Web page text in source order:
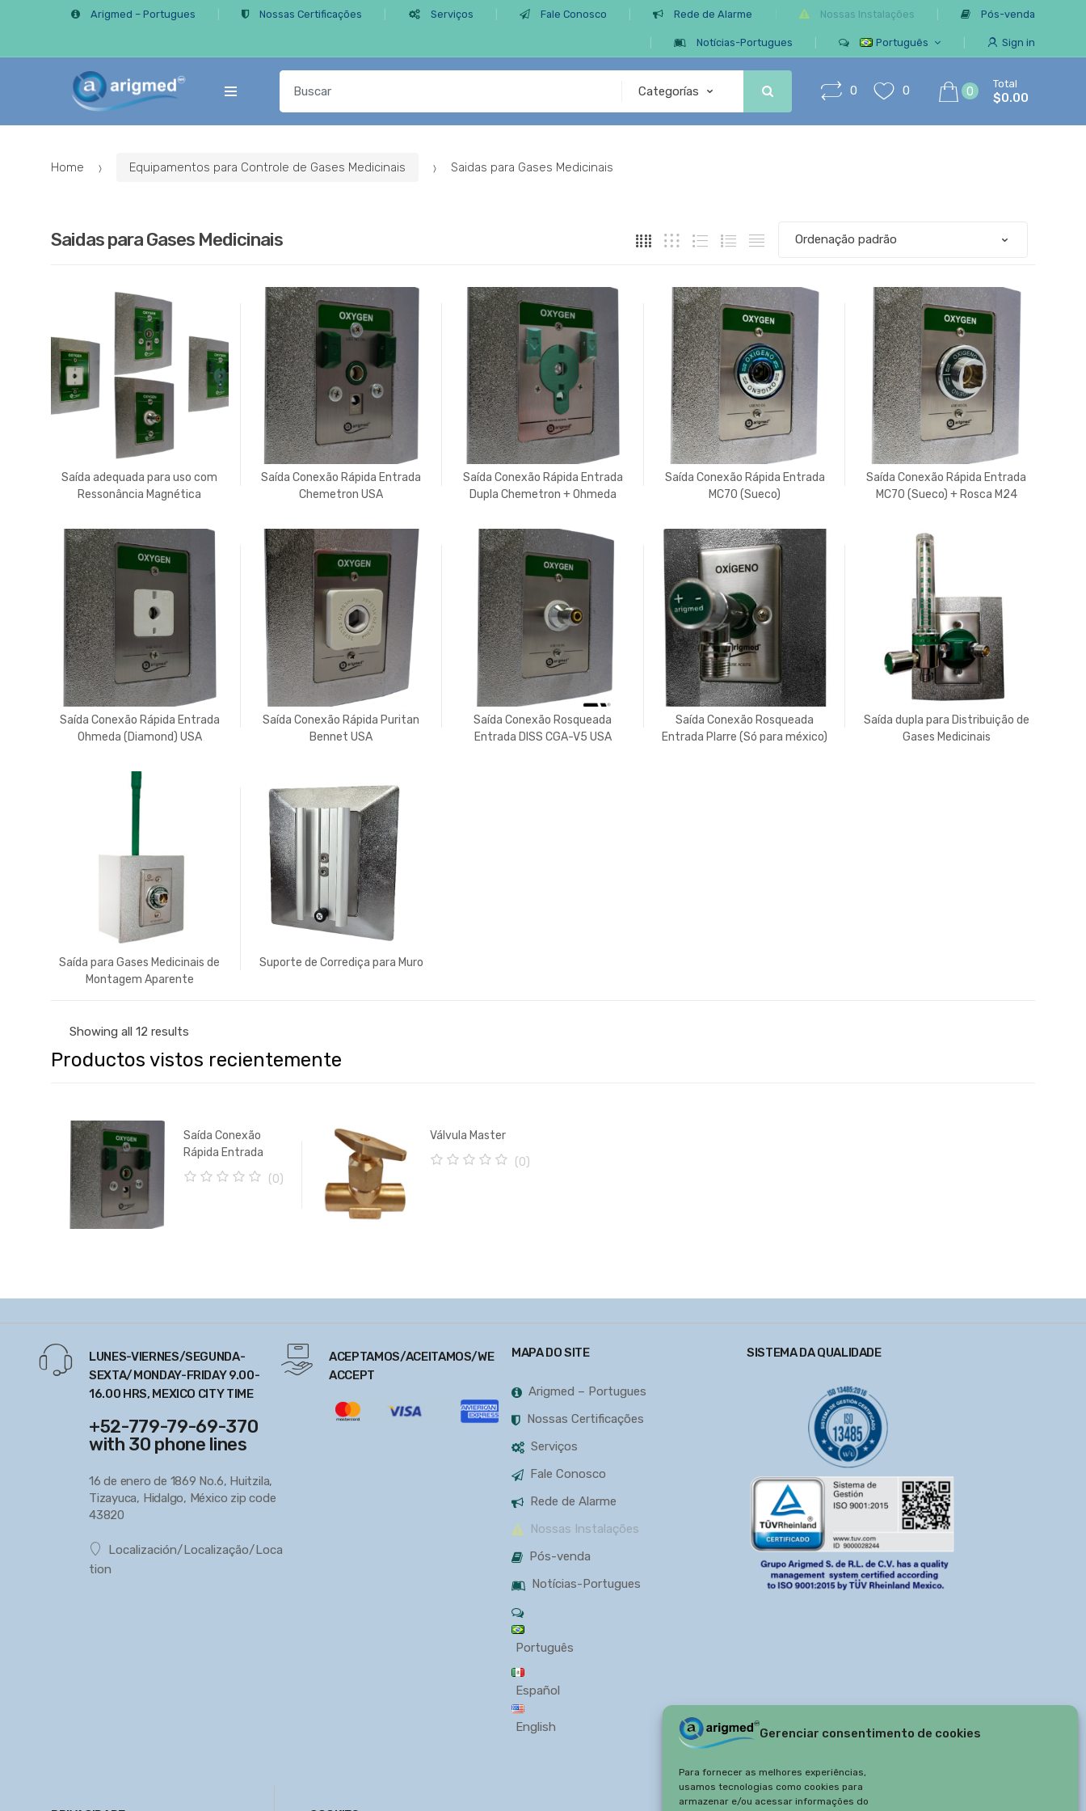
Gerenciar consentimento de cookies
Para fornecer as melhores experiências,
usamos tecnologias como cookies para
armazenar e/ou acessar informações do
Arigmed – Portugues Nossas Certificações Serviços Fale Conosco Rede de Alarme Nossas Instalações Pós-venda
Notícias-Portugues Português Sign in
for:
0 0 0
Total
$0.00
Home Equipamentos para Controle de Gases Medicinais Saidas para Gases Medicinais
Saidas para Gases Medicinais
Saída adequada para uso com
Ressonância Magnética
Saída Conexão Rápida Entrada
Chemetron USA
Saída Conexão Rápida Entrada
Dupla Chemetron + Ohmeda
Saída Conexão Rápida Entrada
MC70 (Sueco)
Saída Conexão Rápida Entrada
MC70 (Sueco) + Rosca M24
Saída Conexão Rápida Entrada
Ohmeda (Diamond) USA
Saída Conexão Rápida Puritan
Bennet USA
Saída Conexão Rosqueada
Entrada DISS CGA-V5 USA
Saída Conexão Rosqueada
Entrada Plarre (Só para méxico)
Saída dupla para Distribuição de
Gases Medicinais
Saída para Gases Medicinais de
Montagem Aparente
Suporte de Corrediça para Muro
Showing all 12 results
Productos vistos recientemente
Saída Conexão
Rápida Entrada
Chemetron USA
(0)
Válvula Master
(0)
LUNES-VIERNES/SEGUNDA-
SEXTA/MONDAY-FRIDAY 9.00-
16.00 HRS, MEXICO CITY TIME
+52-779-79-69-370
with 30 phone lines
16 de enero de 1869 No.6, Huitzila,
Tizayuca, Hidalgo, México zip code
43820
Localización/Localização/Loca
tion
ACEPTAMOS/ACEITAMOS/WE
ACCEPT
MAPA DO SITE
Arigmed – Portugues
Nossas Certificações
Serviços
Fale Conosco
Rede de Alarme
Nossas Instalações
Pós-venda
Notícias-Portugues
Português
Español
English
SISTEMA DA QUALIDADE